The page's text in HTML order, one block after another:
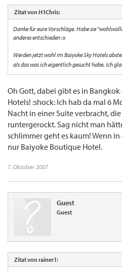
Zitat von H1Chris:
Danke für eure Vorschläge. Habe sie
anderes entschieden :x
Werden jetzt wohl im Baiyoke Sky Hotels
als das was ich eigentlich gesucht habe. Ich
Oh Gott, dabei gibt es in
Hotels! :shock: Ich hab da mal 6
Nacht in einer Suite verbracht,
runtergerockt. Sag nicht man
schlimmer geht es kaum! Wenn
nur Baiyoke Boutique Hotel.
7. Oktober 2007
Guest
Guest
Zitat von rainer1: